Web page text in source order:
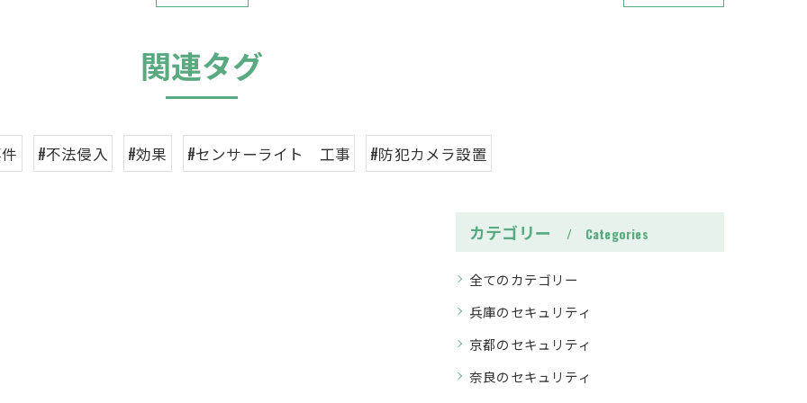
関連タグ
#不法侵入 #効果 #センサーライト 工事 #防犯カメラ設置
カテゴリー Categories
全てのカテゴリー
兵庫のセキュリティ
京都のセキュリティ
奈良のセキュリティ